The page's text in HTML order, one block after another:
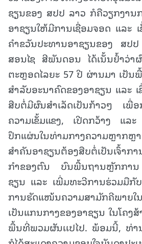
ຊຽນຂອງ ສປປ ລາວ ກໍຄືວຽກງານ
ອາຊຽນໃຫ້ມີການເຊື່ອມຈອດ ແລະ
ຄຳຂວັນປະທານອາຊຽນຂອງ ສ
ສອນໄຊ ສີພັນດອນ ໄດ້ເນັ້ນຢໍ້າວ່າ
ຕະຫຼອດໄລຍະ 57 ປີ ຜ່ານມາ ເ
ສຳລັບອະນາຄົດຂອງອາຊຽນ ແລະ
ສືບຕໍ່ມີຜົນສໍາເລັດເປັນກ້າວໆ ເພື່ອ
ຄວາມເຂັ້ມແຂງ, ເປີດກວ້າງ ແລ
ປຶກແຜ່ນໃນທ່າມກາງຄວາມຫຼາກ
ສຳຄັນອາຊຽນຕ້ອງສືບຕໍ່ເປັນເຈົ້າກ
ກຳຂອງຕົນ ບົນພື້ນຖານຫຼັກການ
ຊຽນ ແລະ ເພີ່ມທະວີການຮ່ວມມືກັ
ການຮັດແໜ້ນຄວາມສາມັກຄີພາຍໃ
ເປັນແກນກາງຂອງອາຊຽນ ໃນໂຄງ
ພື້ນທີ່ພວມຜັນເເປໄປ. ພ້ອມນີ້, ທ່